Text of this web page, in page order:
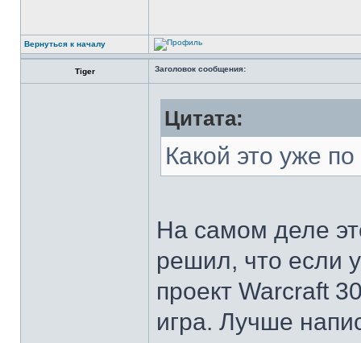
Вернуться к началу
Tiger Заголовок сообщения:
Цитата:
Какой это уже по
На самом деле
решил, что если
проект Warcraft
игра. Лучше